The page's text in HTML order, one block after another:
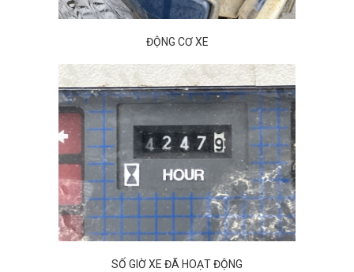
ĐỘNG CƠ XE
SỐ GIỜ XE ĐÃ HOẠT ĐỘNG